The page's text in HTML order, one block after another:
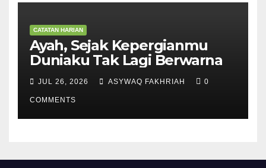
CATATAN HARIAN
Ayah, Sejak Kepergianmu
Duniaku Tak Lagi Berwarna
JUL 26, 2026 ASYWAQ FAKHRIAH 0
COMMENTS